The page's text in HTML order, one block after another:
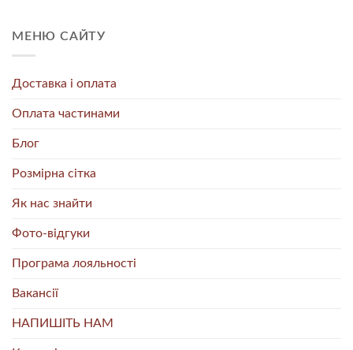
МЕНЮ САЙТУ
Доставка і оплата
Оплата частинами
Блог
Розмірна сітка
Як нас знайти
Фото-відгуки
Програма лояльності
Вакансії
НАПИШІТЬ НАМ